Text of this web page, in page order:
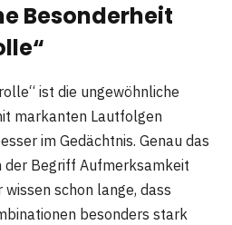
Besonderheit
ist die ungewöhnliche
markanten Lautfolgen
im Gedächtnis. Genau das
der Begriff Aufmerksamkeit
schon lange, dass
besonders stark